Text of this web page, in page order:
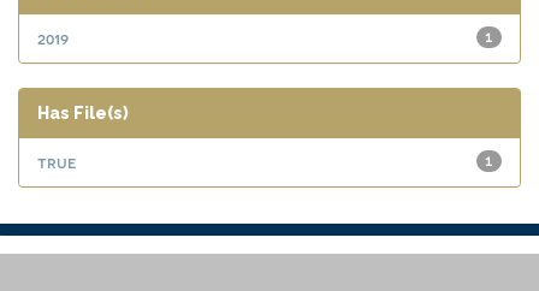
1
2019
Has File(s)
1
true